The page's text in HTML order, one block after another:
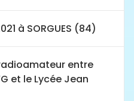
à SORGUES (84)
entre
et le Lycée Jean